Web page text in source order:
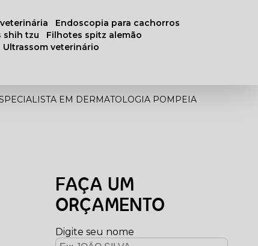
endoscopia para cachorros
shih tzu
filhotes spitz alemão
ultrassom veterinário
EM DERMATOLOGIA POMPEIA
FAÇA UM
ORÇAMENTO
Digite seu nome